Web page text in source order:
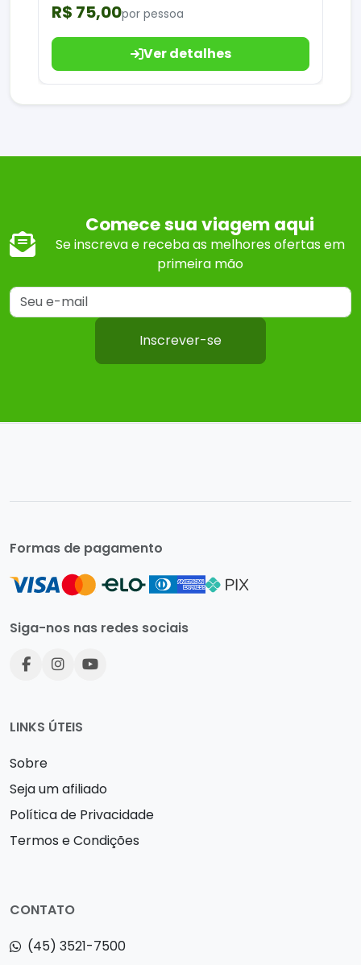
R$ 75,00por pessoa
Ver detalhes
Comece sua viagem aqui
Se inscreva e receba as melhores ofertas em
primeira mão
Inscrever-se
Formas de pagamento
Siga-nos nas redes sociais
LINKS ÚTEIS
Sobre
Seja um afiliado
Política de Privacidade
Termos e Condições
CONTATO
(45) 3521-7500